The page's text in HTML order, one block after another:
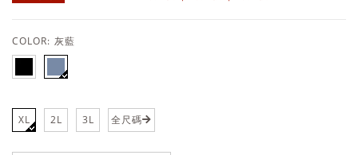
COLOR: 灰藍
XL 2L 3L 全尺碼